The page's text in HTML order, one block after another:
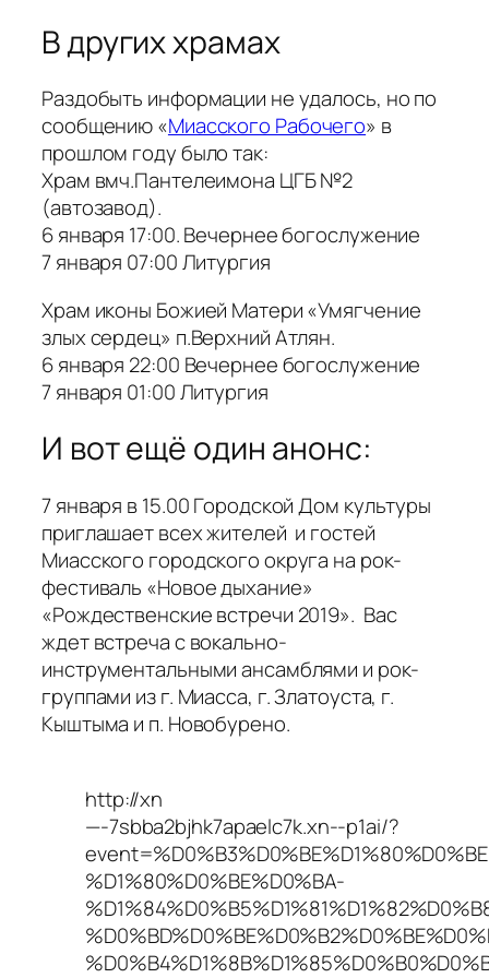
В других храмах
Раздобыть информации не удалось, но по
сообщению «Миасского Рабочего» в
прошлом году было так:
Храм вмч.Пантелеимона ЦГБ №2
(автозавод).
6 января 17:00. Вечернее богослужение
7 января 07:00 Литургия
Храм иконы Божией Матери «Умягчение
злых сердец» п.Верхний Атлян.
6 января 22:00 Вечернее богослужение
7 января 01:00 Литургия
И вот ещё один анонс:
7 января в 15.00 Городской Дом культуры
приглашает всех жителей и гостей
Миасского городского округа на рок-
фестиваль «Новое дыхание»
«Рождественские встречи 2019». Вас
ждет встреча с вокально-
инструментальными ансамблями и рок-
группами из г. Миасса, г. Златоуста, г.
Кыштыма и п. Новобурено.
http://xn
—-7sbba2bjhk7apaelc7k.xn--p1ai/?
%D1%80%D0%BE%D0%BA-